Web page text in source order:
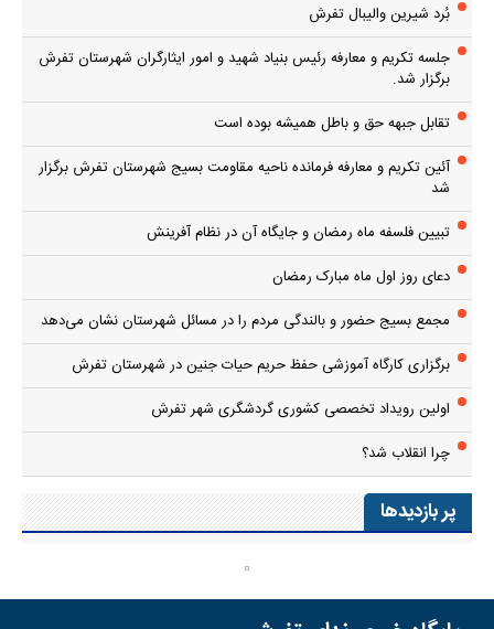
بُرد شیرین والیبال تفرش
جلسه تکریم و معارفه رئیس بنیاد شهید و امور ایثارگران شهرستان تفرش
برگزار شد.
تقابل جبهه حق و باطل همیشه بوده است
آئین تکریم و معارفه فرمانده ناحیه مقاومت بسیج شهرستان تفرش برگزار
شد
تبیین فلسفه ماه رمضان و جایگاه آن در نظام آفرینش
دعای روز اول ماه مبارک رمضان
مجمع بسیج حضور و بالندگی مردم را در مسائل شهرستان نشان می‌دهد
برگزاری کارگاه آموزشی حفظ حریم حیات جنین در شهرستان تفرش
اولین رویداد تخصصی کشوری گردشگری شهر تفرش
چرا انقلاب شد؟
پر بازدیدها